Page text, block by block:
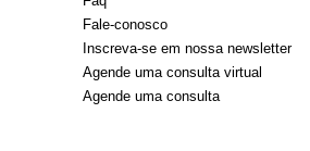
Fale-conosco
Inscreva-se em nossa newsletter
Agende uma consulta virtual
Agende uma consulta